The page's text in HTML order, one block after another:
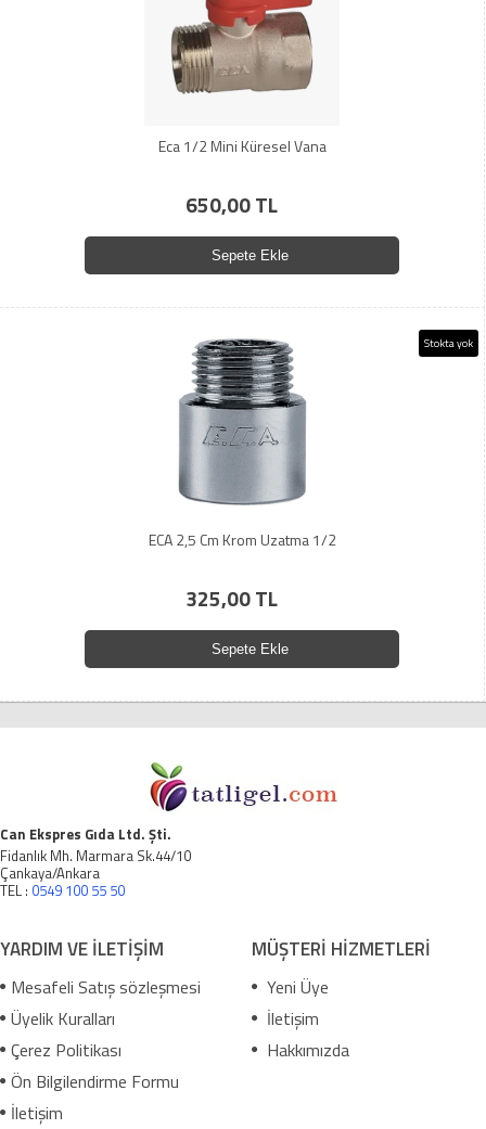
Eca 1/2 Mini Küresel Vana
650,00 TL
Sepete Ekle
Stokta yok
ECA 2,5 Cm Krom Uzatma 1/2
325,00 TL
Sepete Ekle
Can Ekspres Gıda Ltd. Şti.
Fidanlık Mh. Marmara Sk.44/10
Çankaya/Ankara
TEL : 0549 100 55 50
YARDIM VE İLETİŞİM
Mesafeli Satış sözleşmesi
Üyelik Kuralları
Çerez Politikası
Ön Bilgilendirme Formu
İletişim
MÜŞTERİ HİZMETLERİ
Yeni Üye
İletişim
Hakkımızda